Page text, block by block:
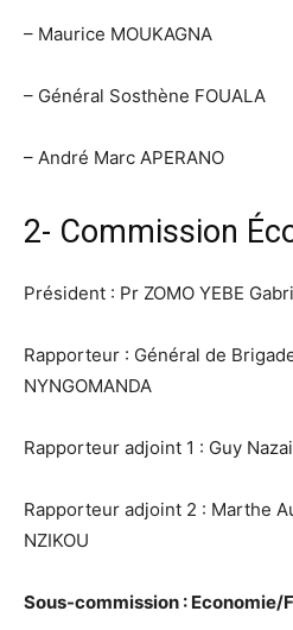
– Maurice MOUKAGNA
– Général Sosthène FOUALA
– André Marc APERANO
2- Commission
Président : Pr ZOMO YEBE
Rapporteur : Général de
NYNGOMANDA
Rapporteur adjoint 1 : Guy
Rapporteur adjoint 2 : Marthe
NZIKOU
Sous-commission : Economie/